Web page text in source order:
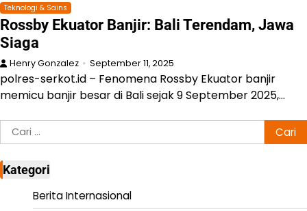
Teknologi & Sains
Rossby Ekuator Banjir: Bali Terendam, Jawa
Siaga
Henry Gonzalez September 11, 2025
polres-serkot.id – Fenomena Rossby Ekuator banjir
memicu banjir besar di Bali sejak 9 September 2025,…
Cari
untuk:
Kategori
Berita Internasional